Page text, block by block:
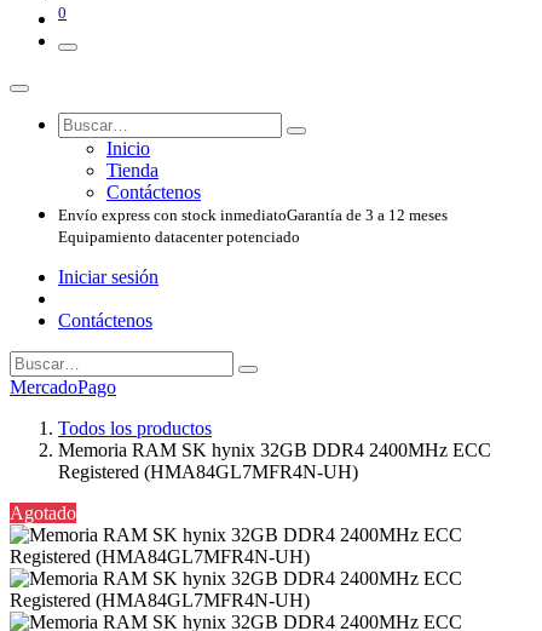
0
Inicio
Tienda
Contáctenos
Envío express con stock inmediatoGarantía de 3 a 12 meses
Equipamiento datacenter potenciado
Iniciar sesión
Contáctenos
MercadoPago
Todos los productos
Memoria RAM SK hynix 32GB DDR4 2400MHz ECC
Registered (HMA84GL7MFR4N-UH)
Agotado